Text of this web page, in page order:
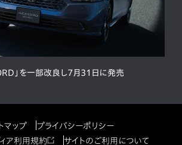
」を一部改良し7月31日に発売
マップ
プライバシーポリシー
ア利用規約
サイトのご利用について